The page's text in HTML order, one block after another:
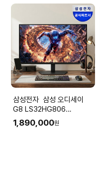
삼성전자 삼성 오디세이
G8 LS32HG806
79.9cm(32인치) 6K
165Hz 3K 330Hz 듀얼모
1,890,000원